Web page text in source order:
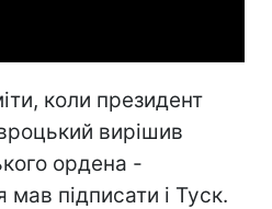
коли президент
вирішив
ордена -
мав підписати і Туск.